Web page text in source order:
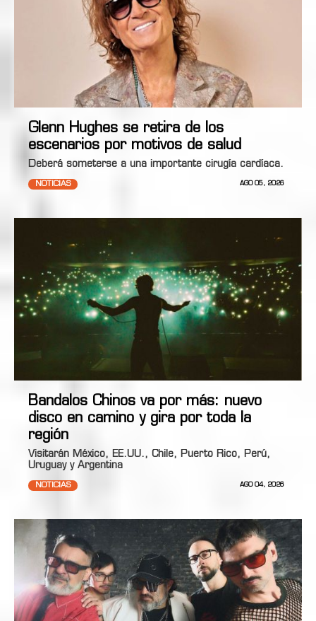
Glenn Hughes se retira de los
escenarios por motivos de salud
Deberá someterse a una importante cirugía cardíaca.
NOTICIAS AGO 05, 2026
Bandalos Chinos va por más: nuevo
disco en camino y gira por toda la
región
Visitarán México, EE.UU., Chile, Puerto Rico, Perú,
Uruguay y Argentina
NOTICIAS AGO 04, 2026